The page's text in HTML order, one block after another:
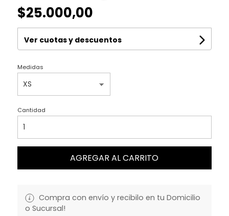
$25.000,00
Ver cuotas y descuentos
Medidas
Cantidad
AGREGAR AL CARRITO
Compra con envío y recibilo en tu Domicilio
o Sucursal!